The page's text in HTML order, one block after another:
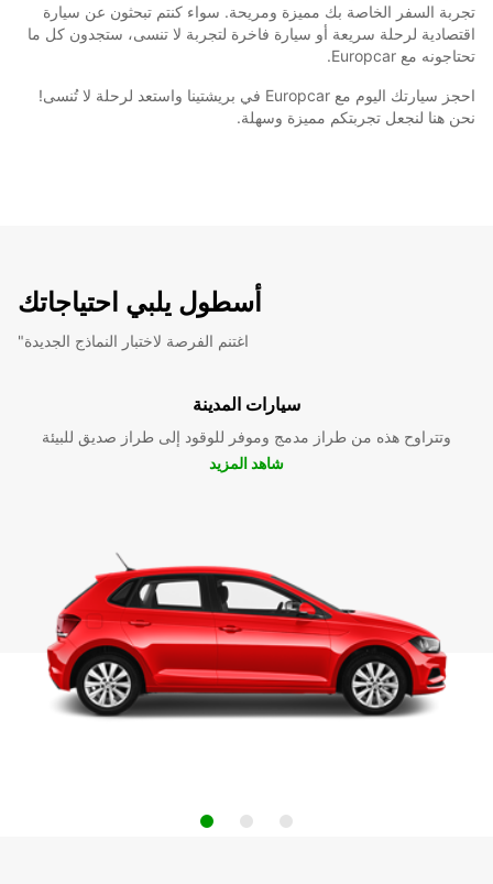
تجربة السفر الخاصة بك مميزة ومريحة. سواء كنتم تبحثون عن سيارة
اقتصادية لرحلة سريعة أو سيارة فاخرة لتجربة لا تنسى، ستجدون كل ما
تحتاجونه مع Europcar.
احجز سيارتك اليوم مع Europcar في بريشتينا واستعد لرحلة لا تُنسى!
نحن هنا لنجعل تجربتكم مميزة وسهلة.
أسطول يلبي احتياجاتك
"اغتنم الفرصة لاختبار النماذج الجديدة
سيارات المدينة
وتتراوح هذه من طراز مدمج وموفر للوقود إلى طراز صديق للبيئة
شاهد المزيد